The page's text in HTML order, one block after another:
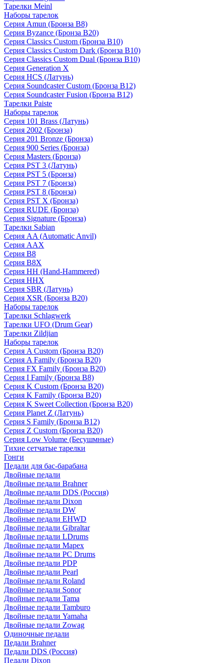
Тарелки Meinl
Наборы тарелок
Серия Amun (Бронза B8)
Серия Byzance (Бронза B20)
Серия Classics Custom (Бронза B10)
Серия Classics Custom Dark (Бронза B10)
Серия Classics Custom Dual (Бронза B10)
Серия Generation X
Серия HCS (Латунь)
Серия Soundcaster Custom (Бронза B12)
Серия Soundcaster Fusion (Бронза B12)
Тарелки Paiste
Наборы тарелок
Серия 101 Brass (Латунь)
Серия 2002 (Бронза)
Серия 201 Bronze (Бронза)
Серия 900 Series (Бронза)
Серия Masters (Бронза)
Серия PST 3 (Латунь)
Серия PST 5 (Бронза)
Серия PST 7 (Бронза)
Серия PST 8 (Бронза)
Серия PST X (Бронза)
Серия RUDE (Бронза)
Серия Signature (Бронза)
Тарелки Sabian
Серия AA (Automatic Anvil)
Серия AAX
Серия B8
Серия B8X
Серия HH (Hand-Hammered)
Серия HHX
Серия SBR (Латунь)
Серия XSR (Бронза B20)
Наборы тарелок
Тарелки Schlagwerk
Тарелки UFO (Drum Gear)
Тарелки Zildjian
Наборы тарелок
Серия A Custom (Бронза B20)
Серия A Family (Бронза B20)
Серия FX Family (Бронза B20)
Серия I Family (Бронза B8)
Серия K Custom (Бронза B20)
Серия K Family (Бронза B20)
Серия K Sweet Collection (Бронза B20)
Серия Planet Z (Латунь)
Серия S Family (Бронза B12)
Серия Z Custom (Бронза B20)
Серия Low Volume (Бесушмные)
Тихие сетчатые тарелки
Гонги
Педали для бас-барабана
Двойные педали
Двойные педали Brahner
Двойные педали DDS (Россия)
Двойные педали Dixon
Двойные педали DW
Двойные педали EHWD
Двойные педали Gibraltar
Двойные педали LDrums
Двойные педали Mapex
Двойные педали PC Drums
Двойные педали PDP
Двойные педали Pearl
Двойные педали Roland
Двойные педали Sonor
Двойные педали Tama
Двойные педали Tamburo
Двойные педали Yamaha
Двойные педали Zowag
Одиночные педали
Педали Brahner
Педали DDS (Россия)
Педали Dixon